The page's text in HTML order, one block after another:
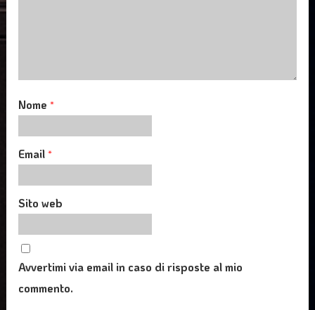
Nome*
Email*
Sito web
Avvertimi via email in caso di risposte al mio
commento.